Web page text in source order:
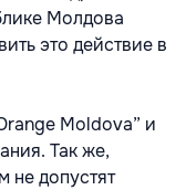
Молдова
это действие в
Moldova” и
Так же,
не допустят